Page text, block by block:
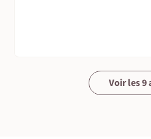
Quelques autres particularités
Guindeau électrique
Voir les 9